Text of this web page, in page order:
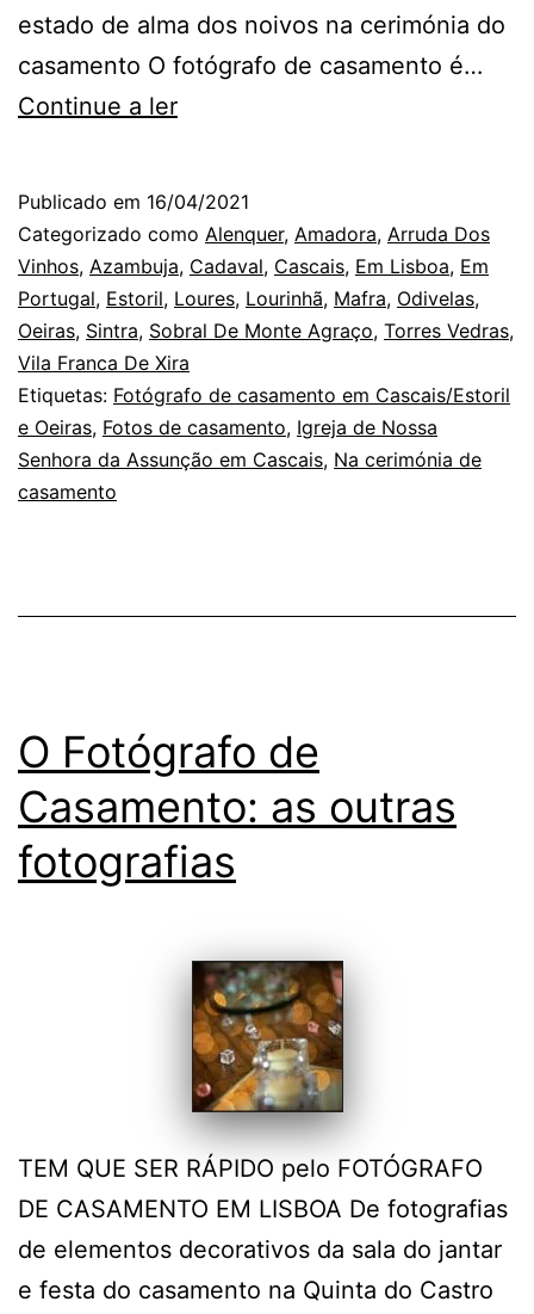
estado de alma dos noivos na cerimónia do
casamento O fotógrafo de casamento é…
Continue a lerO
Casamento
em
Cascais:
mudanças
para
a
Cerimónia
Publicado em 16/04/2021
Categorizado como Alenquer, Amadora, Arruda Dos
Vinhos, Azambuja, Cadaval, Cascais, Em Lisboa, Em
Portugal, Estoril, Loures, Lourinhã, Mafra, Odivelas,
Oeiras, Sintra, Sobral De Monte Agraço, Torres Vedras,
Vila Franca De Xira
Etiquetas: Fotógrafo de casamento em Cascais/Estoril
e Oeiras, Fotos de casamento, Igreja de Nossa
Senhora da Assunção em Cascais, Na cerimónia de
casamento
O Fotógrafo de
Casamento: as outras
fotografias
TEM QUE SER RÁPIDO pelo FOTÓGRAFO
DE CASAMENTO EM LISBOA De fotografias
de elementos decorativos da sala do jantar
e festa do casamento na Quinta do Castro